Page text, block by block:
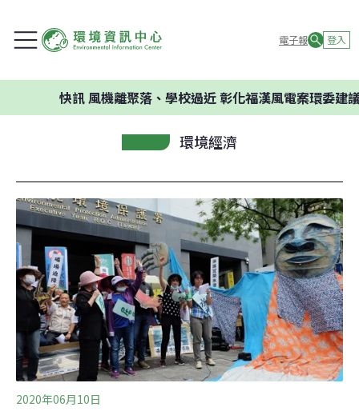
電子報 登入
風機離聚落、學校過近 彰化福漢風電案環委建議不應開發
環境經濟
2020年06月10日